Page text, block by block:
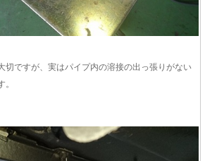
切ですが、実はパイプ内の溶接の出っ張りがない